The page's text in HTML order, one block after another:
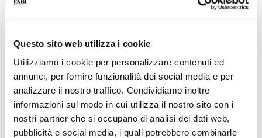
Questo sito web utilizza i cookie
Utilizziamo i cookie per personalizzare contenuti ed
annunci, per fornire funzionalità dei social media e per
analizzare il nostro traffico. Condividiamo inoltre
informazioni sul modo in cui utilizza il nostro sito con i
nostri partner che si occupano di analisi dei dati web,
pubblicità e social media, i quali potrebbero combinarle
+
-
AGGIUNGI AL CARRELLO
AGGIUNGI ALLA WISHLIST